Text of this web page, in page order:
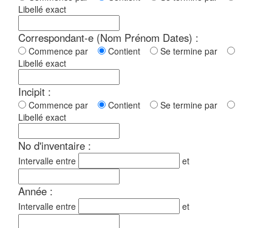
Libellé exact
Correspondant-e (Nom Prénom Dates) :
Commence par Contient
Se termine par
Libellé exact
Incipit :
Commence par Contient
Se termine par
Libellé exact
No d'inventaire :
Intervalle entre et
Année :
Intervalle entre et